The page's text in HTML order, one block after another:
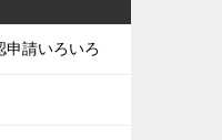
申請いろいろ